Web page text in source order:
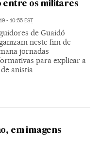
entre os militares
- 10:55 EST
de Guaidó
neste fim de
jornadas
para explicar a
anistia
em imagens